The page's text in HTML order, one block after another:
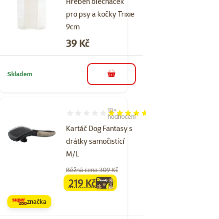
pro psy a kočky Trixie
9cm
Cena
39 Kč
Skladem do košíku
Kartáč Dog Fantasy s
drátky samočistící
M/L
Hodnocení 92%, počet hodnocení: 10
10×
hodnocení
Běžná cena 309 Kč
familycena
219 Kč
značka